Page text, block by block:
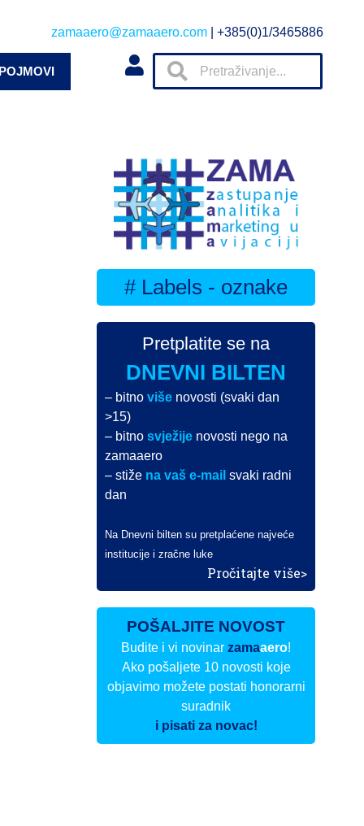
zamaaero@zamaaero.com | +385(0)1/3465886
# Labels - oznake
Pretplatite se na
DNEVNI BILTEN
– bitnoviše novosti (svaki dan
>15)
– bitnosvježije novosti nego na
zamaaero
– stiže na vaš e-mail svaki radni
dan
Na Dnevni bilten su pretplaćene najveće
institucije i zračne luke
Pročitajte više>
POŠALJITE NOVOST
Budite i vi novinarzamaaero!
Ako pošaljete 10 novosti koje
objavimo možete postati honorarni
suradnik
i pisati za novac!